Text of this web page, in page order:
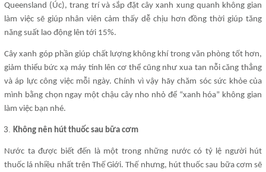
Queensland (Úc), trang trí và sắp đặt cây xanh xung quanh không gian
làm việc sẽ giúp nhân viên cảm thấy dễ chịu hơn đồng thời giúp tăng
năng suất lao động lên tới 15%.
Cây xanh góp phần giúp chất lượng không khí trong văn phòng tốt hơn,
giảm thiểu bức xạ máy tính lên cơ thể cũng như xua tan nỗi căng thẳng
và áp lực công việc mỗi ngày. Chính vì vậy hãy chăm sóc sức khỏe của
mình bằng chọn ngay một chậu cây nho nhỏ để “xanh hóa” không gian
làm việc bạn nhé.
Không nên hút thuốc sau bữa cơm
Nước ta được biết đến là một trong những nước có tỷ lệ người hút
thuốc lá nhiều nhất trên Thế Giới. Thế nhưng, hút thuốc sau bữa cơm sẽ